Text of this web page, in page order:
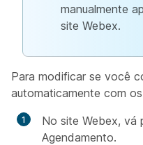
manualmente
site Webex.
Para modificar se você
automaticamente com
No site Webex, vá
Agendamento.